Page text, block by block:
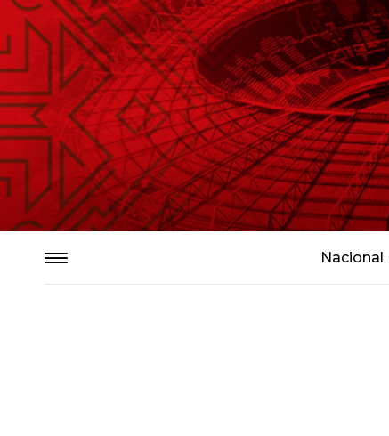
Nacional